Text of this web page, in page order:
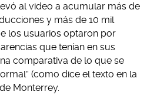
al video a acumular más de
y más de 10 mil
los usuarios optaron por
que tenían en sus
comparativa de lo que se
(como dice el texto en la
Monterrey.